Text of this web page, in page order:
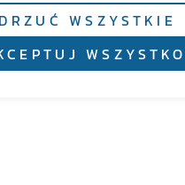
WSZYSTKIE
WSZYSTKO